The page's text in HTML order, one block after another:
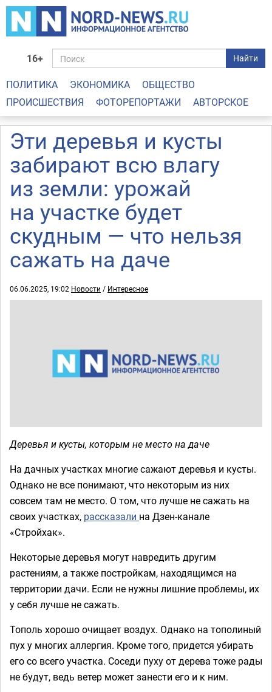
16+ Найти
ПОЛИТИКА ЭКОНОМИКА
ОБЩЕСТВО
ПРОИСШЕСТВИЯ
ФОТОРЕПОРТАЖИ АВТОРСКОЕ
Эти деревья и кусты
забирают всю влагу
из земли: урожай
на участке будет
скудным — что нельзя
сажать на даче
06.06.2025, 19:02 Новости / Интересное
Деревья и кусты, которым не место на даче
На дачных участках многие сажают деревья и кусты.
Однако не все понимают, что некоторым из них
совсем там не место. О том, что лучше не сажать на
своих участках, рассказали на Дзен-канале
«Стройхак».
Некоторые деревья могут навредить другим
растениям, а также постройкам, находящимся на
территории дачи. Если не нужны лишние проблемы, их
у себя лучше не сажать.
Тополь хорошо очищает воздух. Однако на тополиный
пух у многих аллергия. Кроме того, придется убирать
его со всего участка. Соседи пуху от дерева тоже рады
не будут, ведь ветер может занести его и к ним.